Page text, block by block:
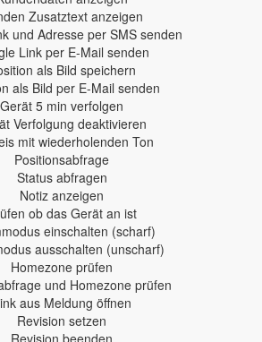
Zusatztext anzeigen
und Adresse per SMS senden
Link per E-Mail senden
als Bild speichern
als Bild per E-Mail senden
Gerät 5 min verfolgen
Verfolgung deaktivieren
mit wiederholenden Ton
Positionsabfrage
Status abfragen
Notiz anzeigen
ob das Gerät an ist
einschalten (scharf)
ausschalten (unscharf)
Homezone prüfen
und Homezone prüfen
aus Meldung öffnen
Revision setzen
Revision beenden